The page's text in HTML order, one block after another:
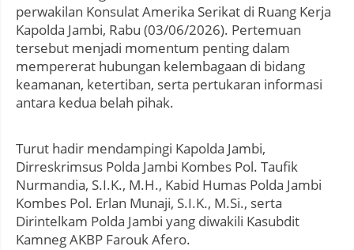
perwakilan Konsulat Amerika Serikat di Ruang Kerja
Kapolda Jambi, Rabu (03/06/2026). Pertemuan
tersebut menjadi momentum penting dalam
mempererat hubungan kelembagaan di bidang
keamanan, ketertiban, serta pertukaran informasi
antara kedua belah pihak.
Turut hadir mendampingi Kapolda Jambi,
Dirreskrimsus Polda Jambi Kombes Pol. Taufik
Nurmandia, S.I.K., M.H., Kabid Humas Polda Jambi
Kombes Pol. Erlan Munaji, S.I.K., M.Si., serta
Dirintelkam Polda Jambi yang diwakili Kasubdit
Kamneg AKBP Farouk Afero.